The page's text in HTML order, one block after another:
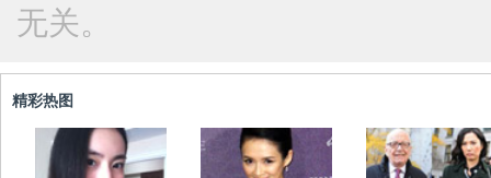
无关。
精彩热图